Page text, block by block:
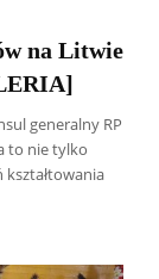
na Litwie
generalny RP
to nie tylko
kształtowania